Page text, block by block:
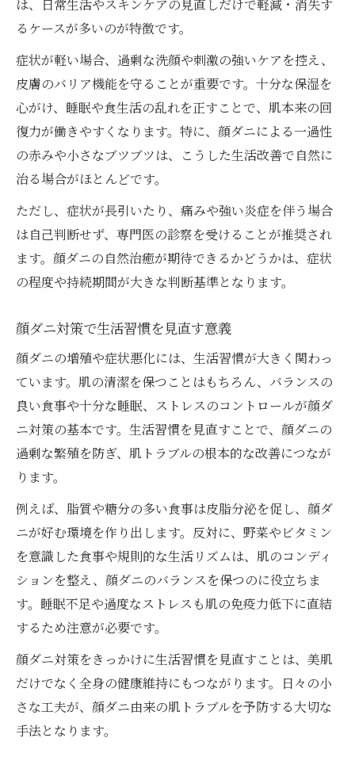
は、日常生活やスキンケアの見直しだけで軽減・消失す
るケースが多いのが特徴です。
症状が軽い場合、過剰な洗顔や刺激の強いケアを控え、
皮膚のバリア機能を守ることが重要です。十分な保湿を
心がけ、睡眠や食生活の乱れを正すことで、肌本来の回
復力が働きやすくなります。特に、顔ダニによる一過性
の赤みや小さなブツブツは、こうした生活改善で自然に
治る場合がほとんどです。
ただし、症状が長引いたり、痛みや強い炎症を伴う場合
は自己判断せず、専門医の診察を受けることが推奨され
ます。顔ダニの自然治癒が期待できるかどうかは、症状
の程度や持続期間が大きな判断基準となります。
顔ダニ対策で生活習慣を見直す意義
顔ダニの増殖や症状悪化には、生活習慣が大きく関わっ
ています。肌の清潔を保つことはもちろん、バランスの
良い食事や十分な睡眠、ストレスのコントロールが顔ダ
ニ対策の基本です。生活習慣を見直すことで、顔ダニの
過剰な繁殖を防ぎ、肌トラブルの根本的な改善につなが
ります。
例えば、脂質や糖分の多い食事は皮脂分泌を促し、顔ダ
ニが好む環境を作り出します。反対に、野菜やビタミン
を意識した食事や規則的な生活リズムは、肌のコンディ
ションを整え、顔ダニのバランスを保つのに役立ちま
す。睡眠不足や過度なストレスも肌の免疫力低下に直結
するため注意が必要です。
顔ダニ対策をきっかけに生活習慣を見直すことは、美肌
だけでなく全身の健康維持にもつながります。日々の小
さな工夫が、顔ダニ由来の肌トラブルを予防する大切な
手法となります。